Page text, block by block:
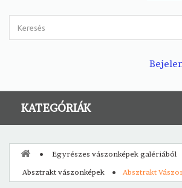
KATEGÓRIÁK
Egyrészes vászonképek galériából
Absztrakt vászonképek
Absztrakt